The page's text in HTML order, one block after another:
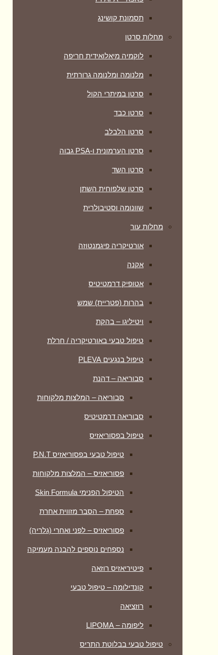
תסמונת קושינג
מחלות סרטן
לוקמיה מיאלואידית חריפה
מלנומה ומלנומה גרורתית
סרטן במיתרי הקול
סרטן כבד
סרטן הלבלב
סרטן הערמונית ו-PSA גבוה
סרטן השד
סרטן שלפוחית השתן
שוונומה וסטיבולרית
מחלות עור
אורטיקריה פיגמנטוזה
אקנה
אטופיק דרמטיטיס
בהרות (פטריית) שמש
ויטיליגו – בהקת
טיפול טבעי באורטיקריה / חרלת
טיפול בנגעים PLEVA
סבוריאה – דהנת
סבוריאה – המלצות מלקוחות
סבוריאה דרמטיטיס
טיפול בפסוריאזיס
טיפול טבעי בפסוריאזיס P.N.T
פסוריאזיס – המלצות מלקוחות
הטיפול הפנימי Skin Formula
ספחת – הסבר מזווית אחרת
פסוריאזיס – לפני ואחרי (גלריה)
נספחים נוספים להבנה מעמיקה
פיטיריאזיס רוזאה
קונדילומה – טיפול טבעי
רוזציאה
ליפומה – LIPOMA
טיפול טבעי בבלוטת התריס